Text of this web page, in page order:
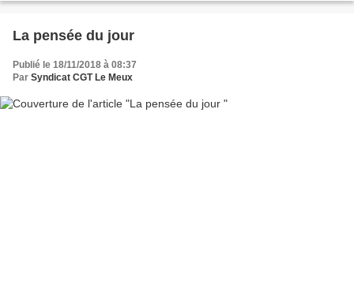
La pensée du jour
Publié le 18/11/2018 à 08:37
Par Syndicat CGT Le Meux